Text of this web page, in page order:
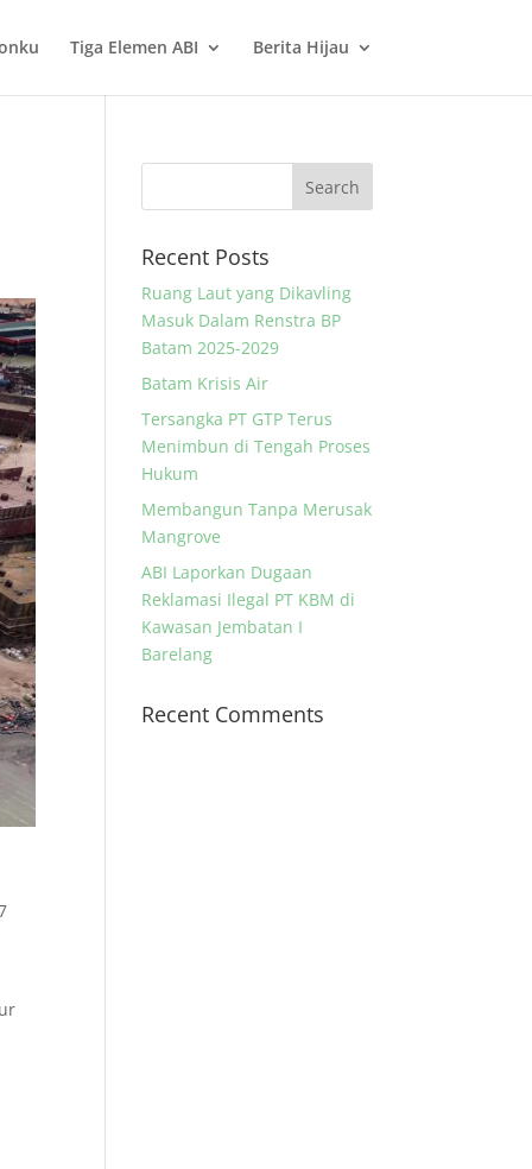
Tiga Elemen ABI Berita Hijau
Recent Posts
Ruang Laut yang Dikavling
Masuk Dalam Renstra BP
Batam 2025-2029
Batam Krisis Air
Tersangka PT GTP Terus
Menimbun di Tengah Proses
Hukum
Membangun Tanpa Merusak
Mangrove
ABI Laporkan Dugaan
Reklamasi Ilegal PT KBM di
Kawasan Jembatan I
Barelang
Recent Comments